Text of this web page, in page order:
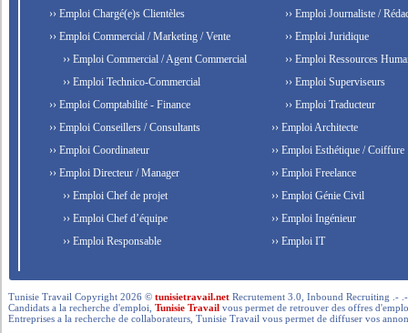
›› Emploi Chargé(e)s Clientèles
›› Emploi Commercial / Marketing / Vente
›› Emploi Commercial / Agent Commercial
›› Emploi Technico-Commercial
›› Emploi Comptabilité - Finance
›› Emploi Conseillers / Consultants
›› Emploi Coordinateur
›› Emploi Directeur / Manager
›› Emploi Chef de projet
›› Emploi Chef d’équipe
›› Emploi Responsable
›› Emploi Journaliste /
›› Emploi Juridique
›› Emploi Ressources
›› Emploi Superviseurs
›› Emploi Traducteur
›› Emploi Architecte
›› Emploi Esthétique / Coiffure
›› Emploi Freelance
›› Emploi Génie Civil
›› Emploi Ingénieur
›› Emploi IT
Tunisie Travail Copyright 2026 ©tunisietravail.net Recrutement 3.0, Inbound Recruiting .-
Candidats a la recherche d'emploi,Tunisie Travail vous permet de retrouver des offres
Entreprises a la recherche de collaborateurs, Tunisie Travail vous permet de diffuser vos